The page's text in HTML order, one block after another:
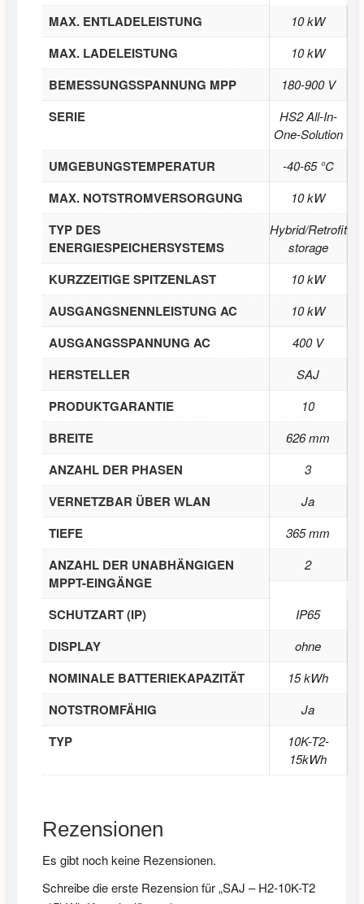
MAX. ENTLADELEISTUNG 10 kW
MAX. LADELEISTUNG 10 kW
BEMESSUNGSSPANNUNG MPP 180-900 V
SERIE
HS2 All-In-
One-Solution
UMGEBUNGSTEMPERATUR -40-65 °C
MAX. NOTSTROMVERSORGUNG 10 kW
TYP DES
ENERGIESPEICHERSYSTEMS
Hybrid/Retrofit
storage
KURZZEITIGE SPITZENLAST 10 kW
AUSGANGSNENNLEISTUNG AC 10 kW
AUSGANGSSPANNUNG AC 400 V
HERSTELLER SAJ
PRODUKTGARANTIE 10
BREITE 626 mm
ANZAHL DER PHASEN 3
VERNETZBAR ÜBER WLAN Ja
TIEFE 365 mm
ANZAHL DER UNABHÄNGIGEN
MPPT-EINGÄNGE
2
SCHUTZART (IP) IP65
DISPLAY ohne
NOMINALE BATTERIEKAPAZITÄT 15 kWh
NOTSTROMFÄHIG Ja
TYP
10K-T2-
15kWh
Rezensionen
Es gibt noch keine Rezensionen.
Schreibe die erste Rezension für „SAJ – H2-10K-T2